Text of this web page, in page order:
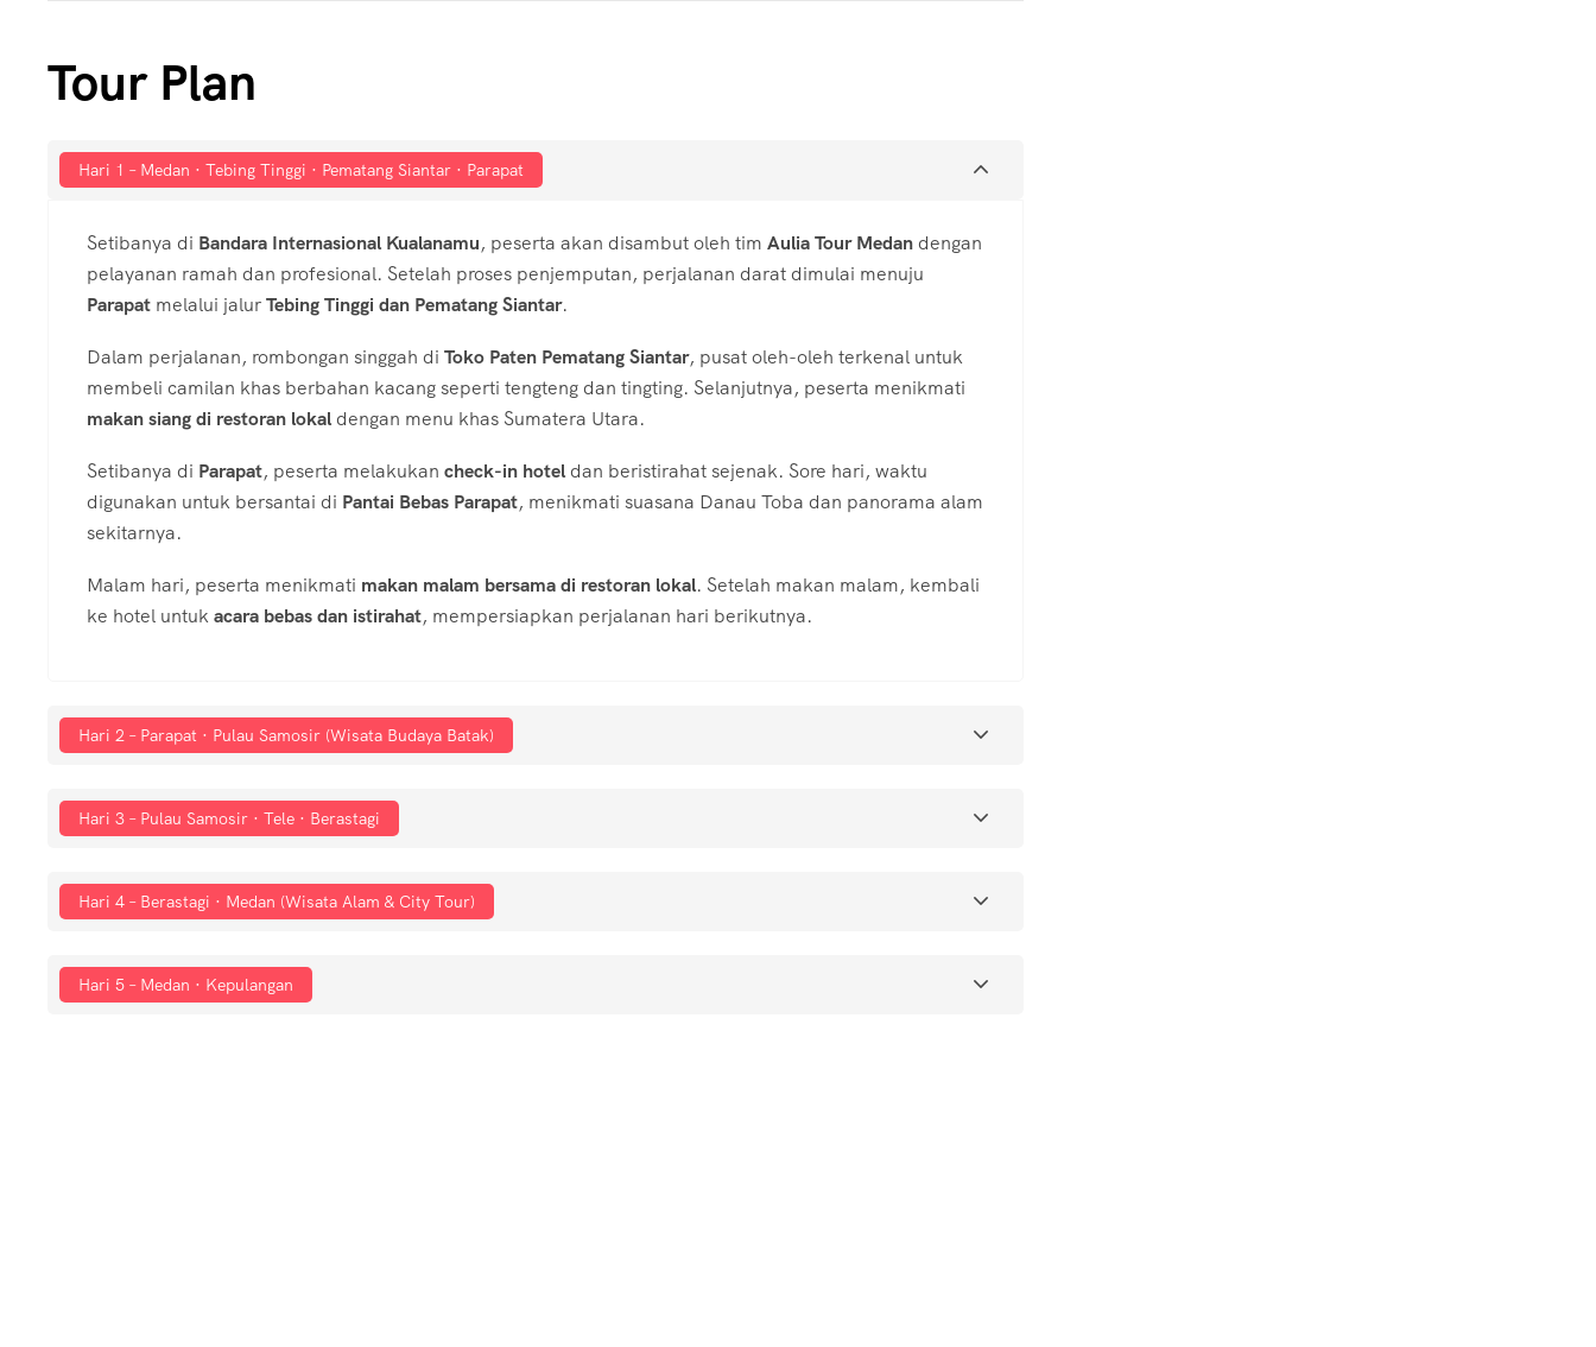
Tour Plan
Hari 1 – Medan · Tebing Tinggi · Pematang Siantar · Parapat
Setibanya di Bandara Internasional Kualanamu, peserta akan disambut oleh tim Aulia Tour Medan dengan
pelayanan ramah dan profesional. Setelah proses penjemputan, perjalanan darat dimulai menuju
Parapat melalui jalurTebing Tinggi dan Pematang Siantar.
Dalam perjalanan, rombongan singgah di Toko Paten Pematang Siantar, pusat oleh-oleh terkenal untuk
membeli camilan khas berbahan kacang seperti tengteng dan tingting. Selanjutnya, peserta menikmati
makan siang di restoran lokal dengan menu khas Sumatera Utara.
Setibanya di Parapat, peserta melakukan check-in hotel dan beristirahat sejenak. Sore hari, waktu
digunakan untuk bersantai di Pantai Bebas Parapat, menikmati suasana Danau Toba dan panorama alam
sekitarnya.
Malam hari, peserta menikmati makan malam bersama di restoran lokal. Setelah makan malam, kembali
ke hotel untukacara bebas dan istirahat, mempersiapkan perjalanan hari berikutnya.
Hari 2 – Parapat · Pulau Samosir (Wisata Budaya Batak)
Hari 3 – Pulau Samosir · Tele · Berastagi
Hari 4 – Berastagi · Medan (Wisata Alam & City Tour)
Hari 5 – Medan · Kepulangan